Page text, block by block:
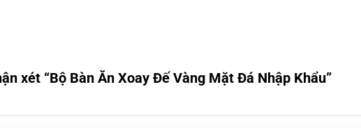
xét “Bộ Bàn Ăn Xoay Đế Vàng Mặt Đá Nhập Khẩu”